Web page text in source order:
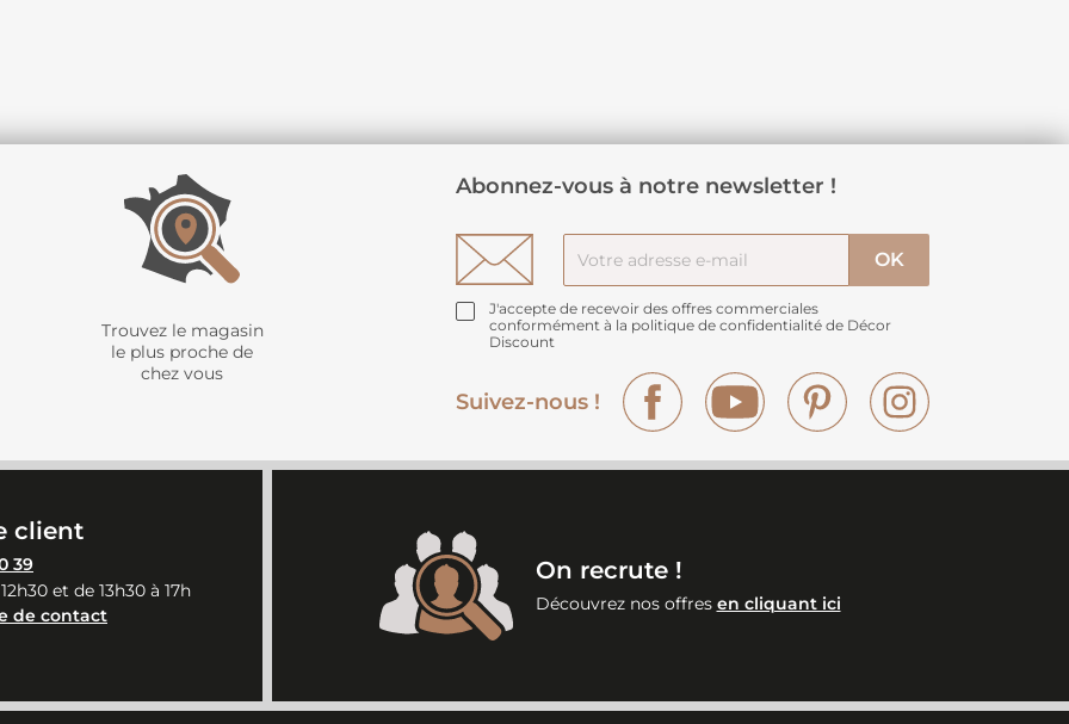
Trouvez le magasin
le plus proche de
chez vous
Abonnez-vous à notre newsletter !
J'accepte de recevoir des offres commerciales
conformément à la politique de confidentialité de Décor
Discount
Suivez-nous !
Facebook YouTube Pinterest
client
39
et de 13h30 à 17h
de contact
On recrute !
Découvrez nos offres en cliquant ici